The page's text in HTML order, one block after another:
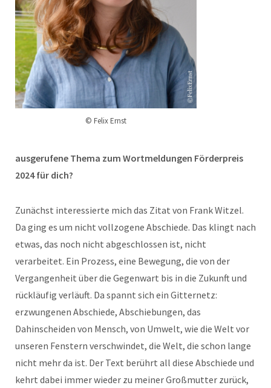
© Felix Ernst
ausgerufene Thema zum Wortmeldungen Förderpreis
2024 für dich?
Zunächst interessierte mich das Zitat von Frank Witzel.
Da ging es um nicht vollzogene Abschiede. Das klingt nach
etwas, das noch nicht abgeschlossen ist, nicht
verarbeitet. Ein Prozess, eine Bewegung, die von der
Vergangenheit über die Gegenwart bis in die Zukunft und
rückläufig verläuft. Da spannt sich ein Gitternetz:
erzwungenen Abschiede, Abschiebungen, das
Dahinscheiden von Mensch, von Umwelt, wie die Welt vor
unseren Fenstern verschwindet, die Welt, die schon lange
nicht mehr da ist. Der Text berührt all diese Abschiede und
kehrt dabei immer wieder zu meiner Großmutter zurück,